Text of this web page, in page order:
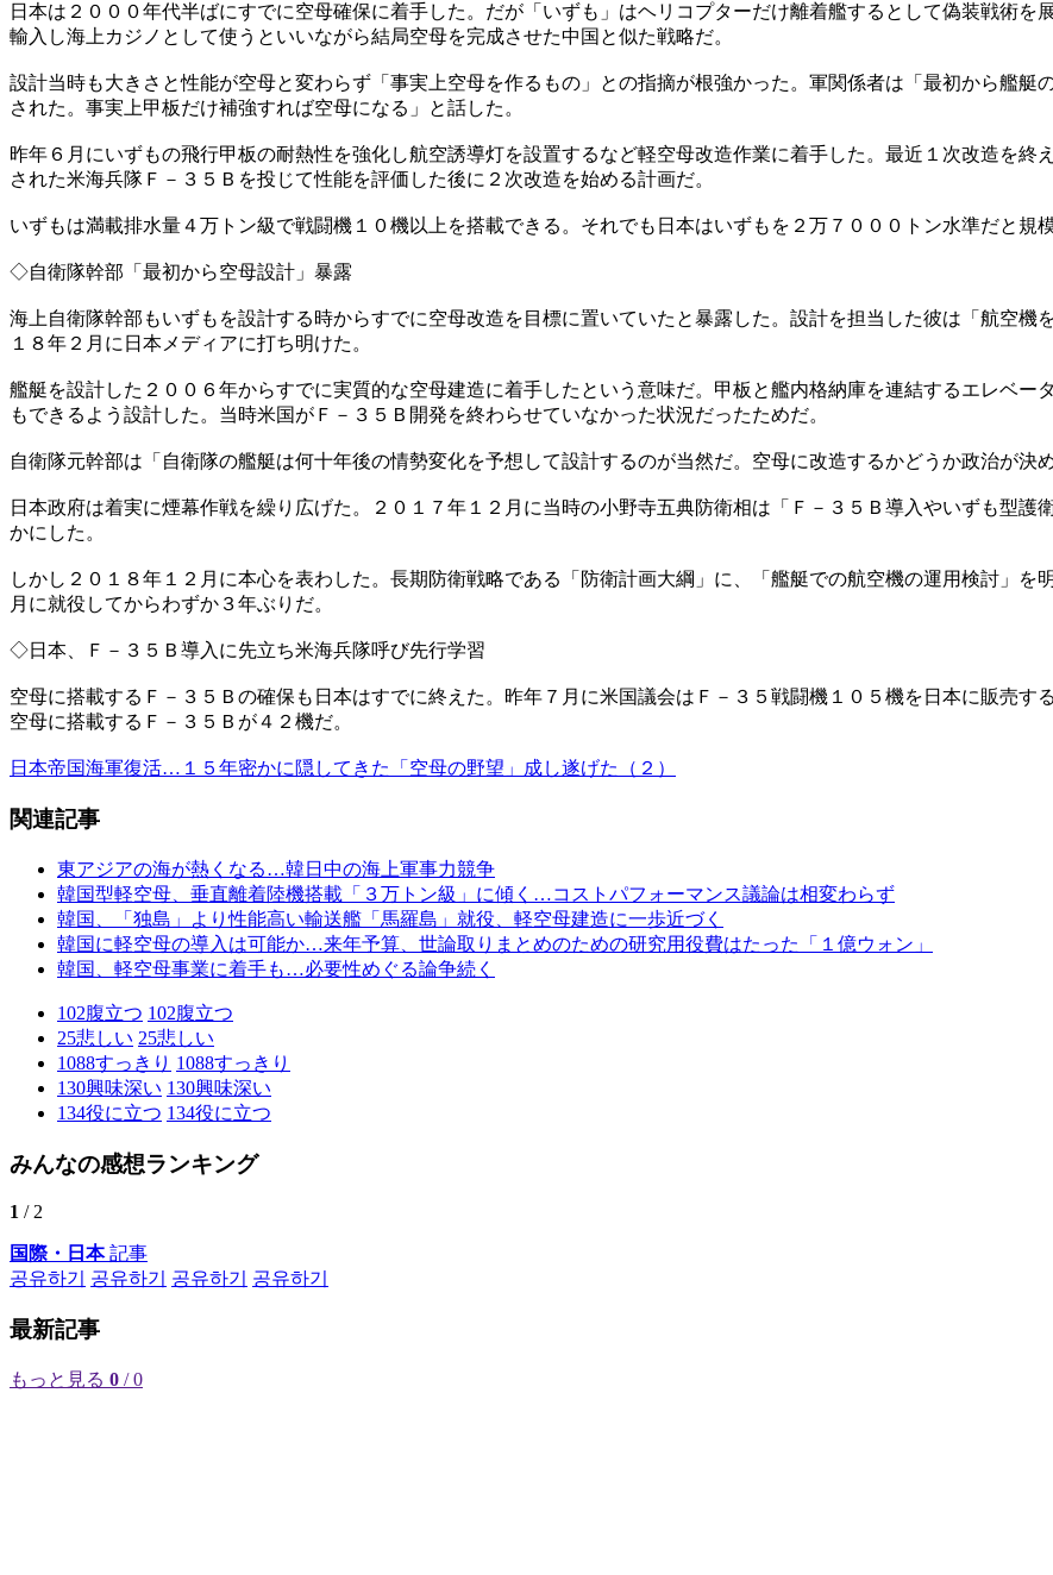
日本は２０００年代半ばにすでに空母確保に着手した。だが「いずも」はヘリコプターだけ離着艦するとして偽装戦術
輸入し海上カジノとして使うといいながら結局空母を完成させた中国と似た戦略だ。
設計当時も大きさと性能が空母と変わらず「事実上空母を作るもの」との指摘が根強かった。軍関係者は「最初から艦
された。事実上甲板だけ補強すれば空母になる」と話した。
昨年６月にいずもの飛行甲板の耐熱性を強化し航空誘導灯を設置するなど軽空母改造作業に着手した。最近１次改造を
された米海兵隊Ｆ－３５Ｂを投じて性能を評価した後に２次改造を始める計画だ。
いずもは満載排水量４万トン級で戦闘機１０機以上を搭載できる。それでも日本はいずもを２万７０００トン水準だと規
◇自衛隊幹部「最初から空母設計」暴露
海上自衛隊幹部もいずもを設計する時からすでに空母改造を目標に置いていたと暴露した。設計を担当した彼は「航空機
１８年２月に日本メディアに打ち明けた。
艦艇を設計した２００６年からすでに実質的な空母建造に着手したという意味だ。甲板と艦内格納庫を連結するエレベ
もできるよう設計した。当時米国がＦ－３５Ｂ開発を終わらせていなかった状況だったためだ。
自衛隊元幹部は「自衛隊の艦艇は何十年後の情勢変化を予想して設計するのが当然だ。空母に改造するかどうか政治が決
日本政府は着実に煙幕作戦を繰り広げた。２０１７年１２月に当時の小野寺五典防衛相は「Ｆ－３５Ｂ導入やいずも型
かにした。
しかし２０１８年１２月に本心を表わした。長期防衛戦略である「防衛計画大綱」に、「艦艇での航空機の運用検討」
月に就役してからわずか３年ぶりだ。
◇日本、Ｆ－３５Ｂ導入に先立ち米海兵隊呼び先行学習
空母に搭載するＦ－３５Ｂの確保も日本はすでに終えた。昨年７月に米国議会はＦ－３５戦闘機１０５機を日本に販売す
空母に搭載するＦ－３５Ｂが４２機だ。
日本帝国海軍復活…１５年密かに隠してきた「空母の野望」成し遂げた（２）
関連記事
東アジアの海が熱くなる…韓日中の海上軍事力競争
韓国型軽空母、垂直離着陸機搭載「３万トン級」に傾く…コストパフォーマンス議論は相変わらず
韓国、「独島」より性能高い輸送艦「馬羅島」就役、軽空母建造に一歩近づく
韓国に軽空母の導入は可能か…来年予算、世論取りまとめのための研究用役費はたった「１億ウォン」
韓国、軽空母事業に着手も…必要性めぐる論争続く
102腹立つ 102腹立つ
25悲しい 25悲しい
1088すっきり 1088すっきり
130興味深い 130興味深い
134役に立つ 134役に立つ
みんなの感想ランキング
1 / 2
国際・日本記事
공유하기
공유하기 공유하기 공유하기
最新記事
もっと見る 0 / 0